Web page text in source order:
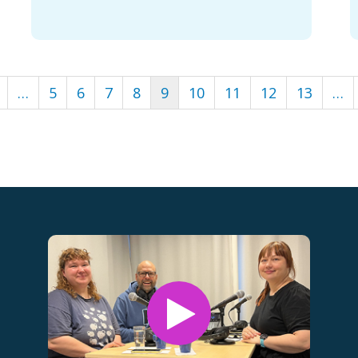
… Sivu
5 Sivu
6 Sivu
7 Sivu
8
Tämänhetkinen
sivu
9 Sivu
10 Sivu
11 Sivu
12 Sivu
13 …